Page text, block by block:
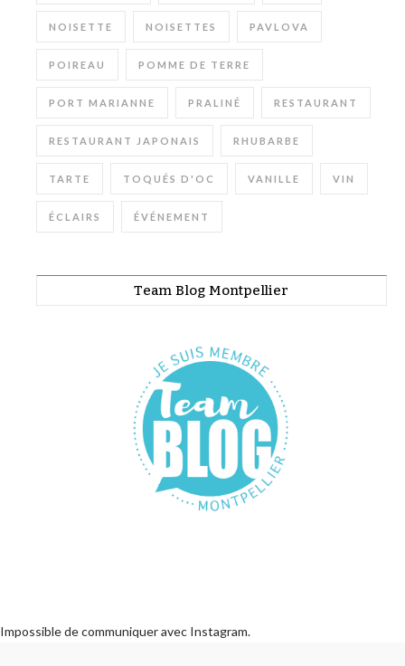
NOISETTE NOISETTES PAVLOVA
POIREAU POMME DE TERRE
PORT MARIANNE PRALINÉ RESTAURANT
RESTAURANT JAPONAIS RHUBARBE
TARTE TOQUÉS D'OC VANILLE VIN
ÉCLAIRS ÉVÉNEMENT
Team Blog Montpellier
Impossible de communiquer avec Instagram.